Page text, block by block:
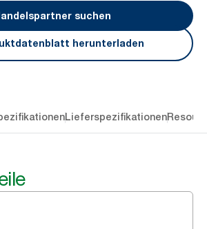
suchen
herunterladen
Lieferspezifikationen